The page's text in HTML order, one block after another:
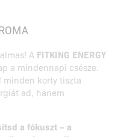
A FITKING ENERGY
a mindennapi csésze.
minden korty tiszta
ad, hanem
a fókuszt – a